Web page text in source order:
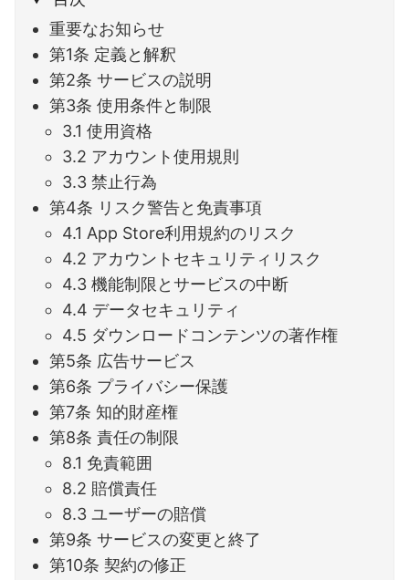
重要なお知らせ
第1条 定義と解釈
第2条 サービスの説明
第3条 使用条件と制限
3.1 使用資格
3.2 アカウント使用規則
3.3 禁止行為
第4条 リスク警告と免責事項
4.1 App Store利用規約のリスク
4.2 アカウントセキュリティリスク
4.3 機能制限とサービスの中断
4.4 データセキュリティ
4.5 ダウンロードコンテンツの著作権
第5条 広告サービス
第6条 プライバシー保護
第7条 知的財産権
第8条 責任の制限
8.1 免責範囲
8.2 賠償責任
8.3 ユーザーの賠償
第9条 サービスの変更と終了
第10条 契約の修正